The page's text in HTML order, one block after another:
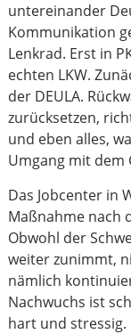
untereinander
Kommunikation
Lenkrad. Erst in
echten LKW.
der DEULA.
zurücksetzen,
und eben alles,
Umgang mit dem
Das Jobcenter in
Maßnahme nach
Obwohl der
weiter zunimmt,
nämlich
Nachwuchs ist
hart und